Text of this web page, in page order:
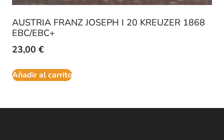
AUSTRIA FRANZ JOSEPH I 20 KREUZER 1868
EBC/EBC+
23,00 €
Añadir al carrito